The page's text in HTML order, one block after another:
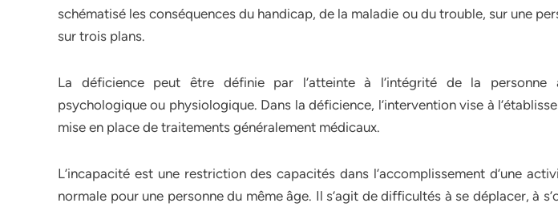
schématisé les conséquences du handicap, de la maladie ou du trouble, sur une
sur trois plans.
La déficience peut être définie par l’atteinte à l’intégrité de la personne
psychologique ou physiologique. Dans la déficience, l’intervention vise à
mise en place de traitements généralement médicaux.
L’incapacité est une restriction des capacités dans l’accomplissement d’une
normale pour une personne du même âge. Il s’agit de difficultés à se déplacer, à